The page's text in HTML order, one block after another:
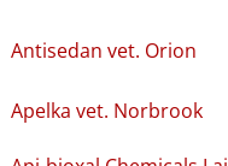
Antisedan vet. Orion
Apelka vet. Norbrook